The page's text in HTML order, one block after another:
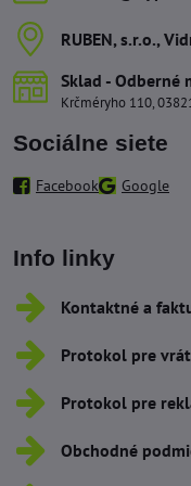
RUBEN, s​.r​.o​.,
Sklad - Odberné
Krčméryho 110,
Sociálne siete
Facebook Google
Info linky
Kontaktné a
Protokol pre
Protokol pre
Obchodné